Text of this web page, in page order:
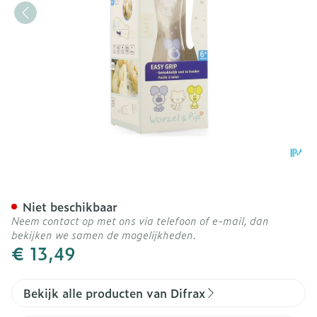
€ 13,49
Niet beschikbaar
Neem contact op met ons via telefoon of e-mail, dan
bekijken we samen de mogelijkheden.
Bekijk alle producten van Difrax